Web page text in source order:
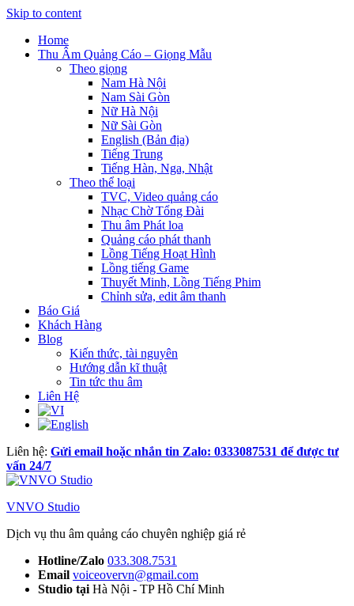
Skip to content
Home
Thu Âm Quảng Cáo – Giọng Mẫu
Theo giọng
Nam Hà Nội
Nam Sài Gòn
Nữ Hà Nội
Nữ Sài Gòn
English (Bản địa)
Tiếng Trung
Tiếng Hàn, Nga, Nhật
Theo thể loại
TVC, Video quảng cáo
Nhạc Chờ Tổng Đài
Thu âm Phát loa
Quảng cáo phát thanh
Lồng Tiếng Hoạt Hình
Lồng tiếng Game
Thuyết Minh, Lồng Tiếng Phim
Chỉnh sửa, edit âm thanh
Báo Giá
Khách Hàng
Blog
Kiến thức, tài nguyên
Hướng dẫn kĩ thuật
Tin tức thu âm
Liên Hệ
Liên hệ: Gửi email hoặc nhắn tin Zalo: 0333087531 để được tư
vấn 24/7
VNVO Studio
Dịch vụ thu âm quảng cáo chuyên nghiệp giá rẻ
Hotline/Zalo 033.308.7531
Email voiceovervn@gmail.com
Studio tại Hà Nội - TP Hồ Chí Minh